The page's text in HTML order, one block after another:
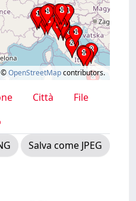
©OpenStreetMapcontributors.
Città
File
Salva come JPEG